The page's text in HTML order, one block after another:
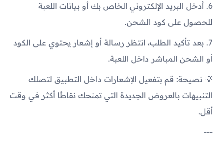
6. أدخل البريد الإلكتروني الخاص بك أو بيانات اللعبة
للحصول على كود الشحن.
7. بعد تأكيد الطلب، انتظر رسالة أو إشعار يحتوي على الكود
أو الشحن المباشر داخل اللعبة.
💡 نصيحة: قم بتفعيل الإشعارات داخل التطبيق لتصلك
التنبيهات بالعروض الجديدة التي تمنحك نقاطًا أكثر في وقت
أقل.
---